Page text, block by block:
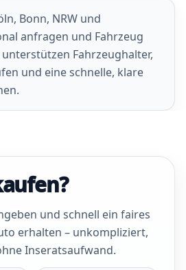
Bonn, NRW und
anfragen und Fahrzeug
Fahrzeughalter,
und eine schnelle, klare
und schnell ein faires
erhalten – unkompliziert,
Inseratsaufwand.